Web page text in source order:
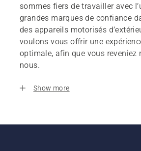
sommes fiers de travailler avec
grandes marques de confiance
des appareils motorisés
voulons vous offrir une
optimale, afin que vous reveniez
nous.
Show more